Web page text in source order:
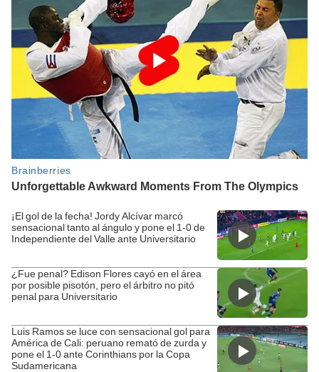
¡El gol de la fecha! Jordy Alcívar marcó
sensacional tanto al ángulo y pone el 1-0 de
Independiente del Valle ante Universitario
¿Fue penal? Edison Flores cayó en el área
por posible pisotón, pero el árbitro no pitó
penal para Universitario
Luis Ramos se luce con sensacional gol para
América de Cali: peruano remató de zurda y
pone el 1-0 ante Corinthians por la Copa
Sudamericana